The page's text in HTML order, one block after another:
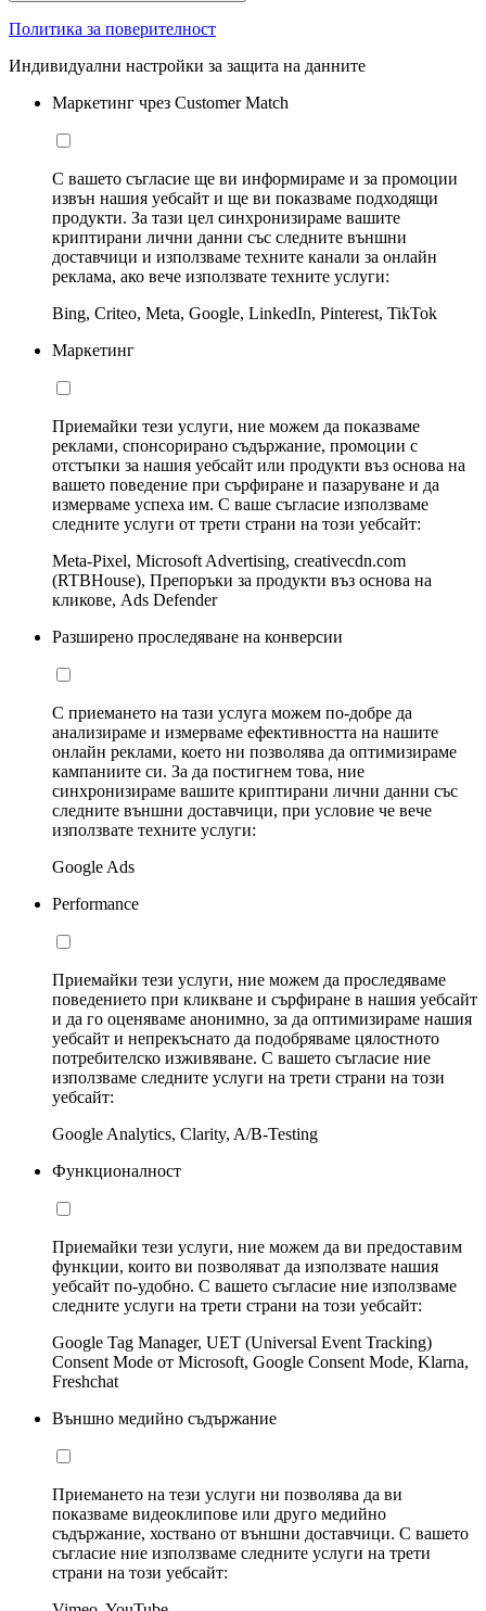
Политика за поверителност
Индивидуални настройки за защита на данните
Маркетинг чрез Customer Match
С вашето съгласие ще ви информираме и за промоции
извън нашия уебсайт и ще ви показваме подходящи
продукти. За тази цел синхронизираме вашите
криптирани лични данни със следните външни
доставчици и използваме техните канали за онлайн
реклама, ако вече използвате техните услуги:
Bing, Criteo, Meta, Google, LinkedIn, Pinterest, TikTok
Маркетинг
Приемайки тези услуги, ние можем да показваме
реклами, спонсорирано съдържание, промоции с
отстъпки за нашия уебсайт или продукти въз основа на
вашето поведение при сърфиране и пазаруване и да
измерваме успеха им. С ваше съгласие използваме
следните услуги от трети страни на този уебсайт:
Meta-Pixel, Microsoft Advertising, creativecdn.com
(RTBHouse), Препоръки за продукти въз основа на
кликове, Ads Defender
Разширено проследяване на конверсии
С приемането на тази услуга можем по-добре да
анализираме и измерваме ефективността на нашите
онлайн реклами, което ни позволява да оптимизираме
кампаниите си. За да постигнем това, ние
синхронизираме вашите криптирани лични данни със
следните външни доставчици, при условие че вече
използвате техните услуги:
Google Ads
Performance
Приемайки тези услуги, ние можем да проследяваме
поведението при кликване и сърфиране в нашия уебсайт
и да го оценяваме анонимно, за да оптимизираме нашия
уебсайт и непрекъснато да подобряваме цялостното
потребителско изживяване. С вашето съгласие ние
използваме следните услуги на трети страни на този
уебсайт:
Google Analytics, Clarity, A/B-Testing
Функционалност
Приемайки тези услуги, ние можем да ви предоставим
функции, които ви позволяват да използвате нашия
уебсайт по-удобно. С вашето съгласие ние използваме
следните услуги на трети страни на този уебсайт:
Google Tag Manager, UET (Universal Event Tracking)
Consent Mode от Microsoft, Google Consent Mode, Klarna,
Freshchat
Външно медийно съдържание
Приемането на тези услуги ни позволява да ви
показваме видеоклипове или друго медийно
съдържание, хоствано от външни доставчици. С вашето
съгласие ние използваме следните услуги на трети
страни на този уебсайт: